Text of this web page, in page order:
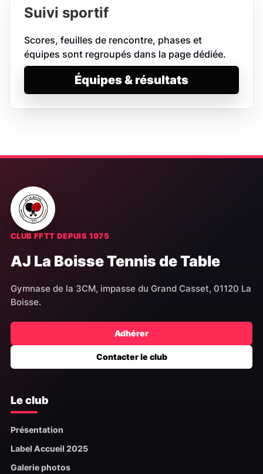
Suivi sportif
Scores, feuilles de rencontre, phases et
équipes sont regroupés dans la page dédiée.
Équipes & résultats
CLUB FFTT DEPUIS 1975
AJ La Boisse Tennis de Table
Gymnase de la 3CM, impasse du Grand Casset, 01120 La
Boisse.
Adhérer
Contacter le club
Le club
Présentation
Label Accueil 2025
Galerie photos